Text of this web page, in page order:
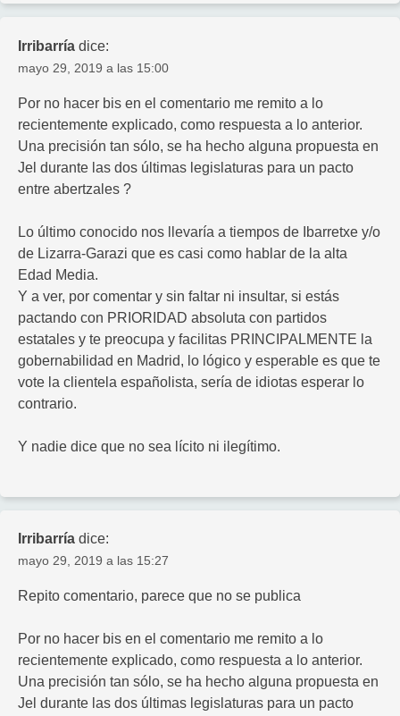
Irribarría dice:
mayo 29, 2019 a las 15:00
Por no hacer bis en el comentario me remito a lo
recientemente explicado, como respuesta a lo anterior.
Una precisión tan sólo, se ha hecho alguna propuesta en
Jel durante las dos últimas legislaturas para un pacto
entre abertzales ?
Lo último conocido nos llevaría a tiempos de Ibarretxe y/o
de Lizarra-Garazi que es casi como hablar de la alta
Edad Media.
Y a ver, por comentar y sin faltar ni insultar, si estás
pactando con PRIORIDAD absoluta con partidos
estatales y te preocupa y facilitas PRINCIPALMENTE la
gobernabilidad en Madrid, lo lógico y esperable es que te
vote la clientela españolista, sería de idiotas esperar lo
contrario.
Y nadie dice que no sea lícito ni ilegítimo.
Irribarría dice:
mayo 29, 2019 a las 15:27
Repito comentario, parece que no se publica
Por no hacer bis en el comentario me remito a lo
recientemente explicado, como respuesta a lo anterior.
Una precisión tan sólo, se ha hecho alguna propuesta en
Jel durante las dos últimas legislaturas para un pacto